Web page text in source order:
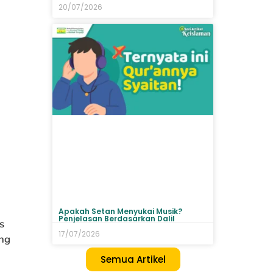
20/07/2026
Apakah Setan Menyukai Musik?
Penjelasan Berdasarkan Dalil
17/07/2026
Semua Artikel